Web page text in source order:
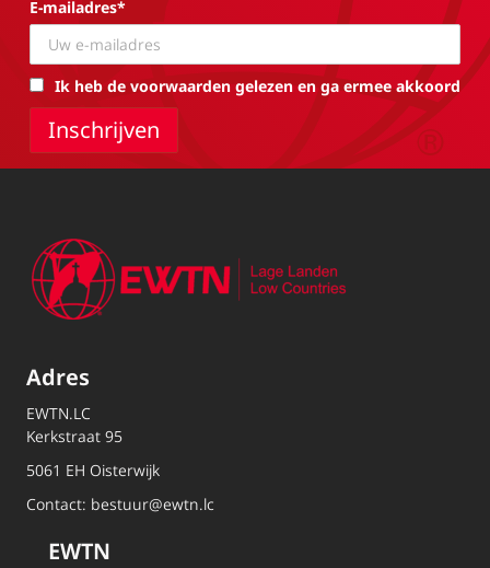
E-mailadres*
Ik heb de voorwaarden gelezen en ga ermee akkoord
Adres
EWTN.LC
Kerkstraat 95
5061 EH Oisterwijk
Contact: bestuur@ewtn.lc
EWTN